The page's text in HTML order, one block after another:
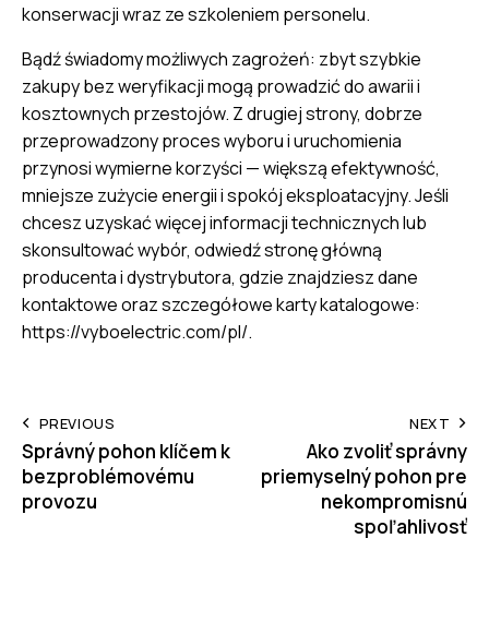
konserwacji wraz ze szkoleniem personelu.
Bądź świadomy możliwych zagrożeń: zbyt szybkie
zakupy bez weryfikacji mogą prowadzić do awarii i
kosztownych przestojów. Z drugiej strony, dobrze
przeprowadzony proces wyboru i uruchomienia
przynosi wymierne korzyści — większą efektywność,
mniejsze zużycie energii i spokój eksploatacyjny. Jeśli
chcesz uzyskać więcej informacji technicznych lub
skonsultować wybór, odwiedź stronę główną
producenta i dystrybutora, gdzie znajdziesz dane
kontaktowe oraz szczegółowe karty katalogowe:
https://vyboelectric.com/pl/.
Post
navigation
PREVIOUS
Správný pohon klíčem k
bezproblémovému
provozu
NEXT
Ako zvoliť správny
priemyselný pohon pre
nekompromisnú
spoľahlivosť